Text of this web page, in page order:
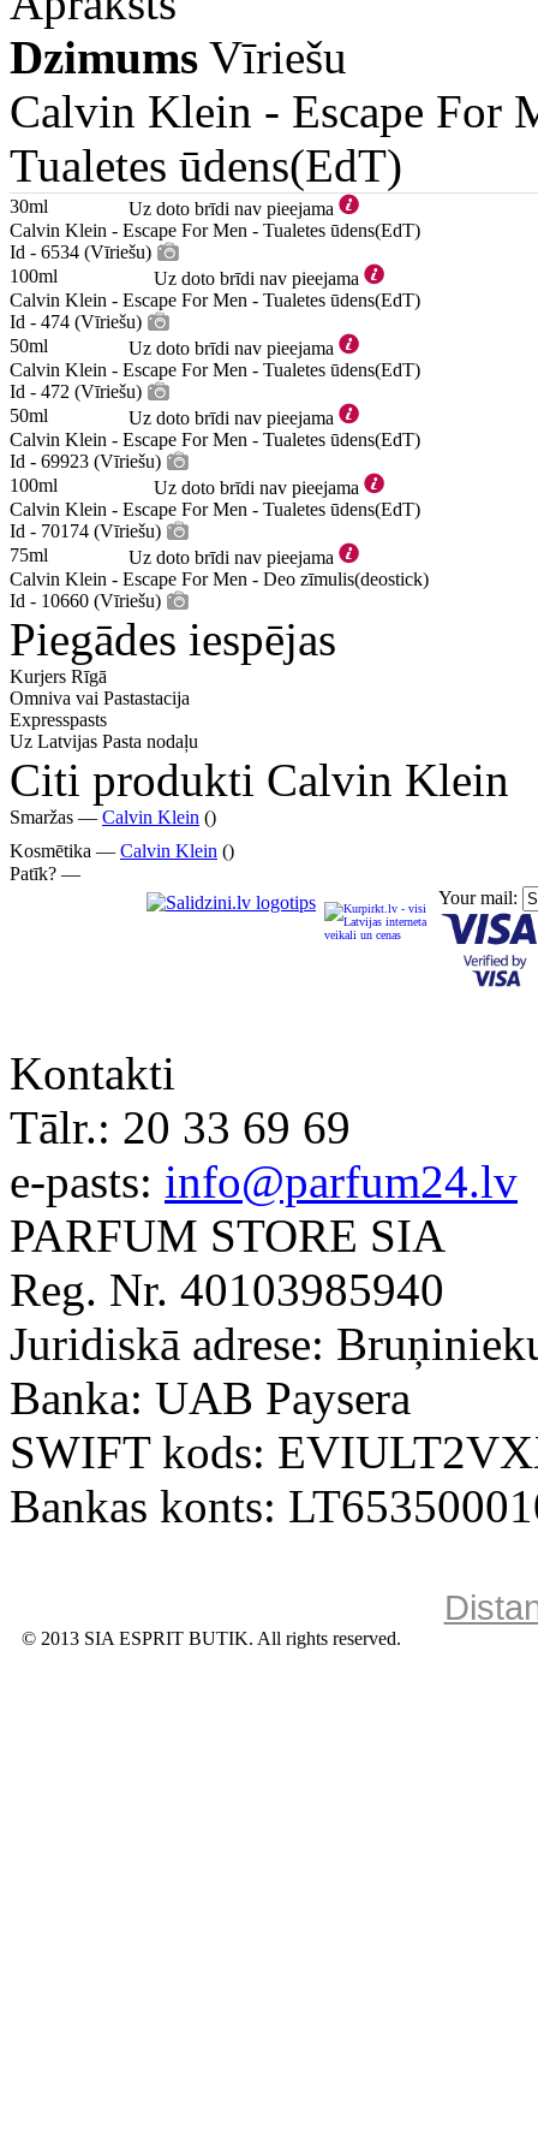
Dzimums Vīriešu
Calvin Klein - Escape For
Tualetes ūdens(EdT)
30ml
Uz doto brīdi nav pieejama
Calvin Klein - Escape For Men - Tualetes ūdens(EdT)
Id - 6534 (Vīriešu)
100ml
Uz doto brīdi nav pieejama
Calvin Klein - Escape For Men - Tualetes ūdens(EdT)
Id - 474 (Vīriešu)
50ml
Uz doto brīdi nav pieejama
Calvin Klein - Escape For Men - Tualetes ūdens(EdT)
Id - 472 (Vīriešu)
50ml
Uz doto brīdi nav pieejama
Calvin Klein - Escape For Men - Tualetes ūdens(EdT)
Id - 69923 (Vīriešu)
100ml
Uz doto brīdi nav pieejama
Calvin Klein - Escape For Men - Tualetes ūdens(EdT)
Id - 70174 (Vīriešu)
75ml
Uz doto brīdi nav pieejama
Calvin Klein - Escape For Men - Deo zīmulis(deostick)
Id - 10660 (Vīriešu)
Piegādes iespējas
Kurjers Rīgā
Omniva vai Pastastacija
Expresspasts
Uz Latvijas Pasta nodaļu
Citi produkti Calvin Klein
Smaržas — Calvin Klein ()
Kosmētika — Calvin Klein ()
Patīk? —
Your mail:
Kontakti
Tālr.: 20 33 69 69
e-pasts: info@parfum24.lv
PARFUM STORE SIA
Reg. Nr. 40103985940
Juridiskā adrese:
Banka: UAB Paysera
SWIFT kods:
Bankas konts:
© 2013 SIA ESPRIT BUTIK. All rights reserved.